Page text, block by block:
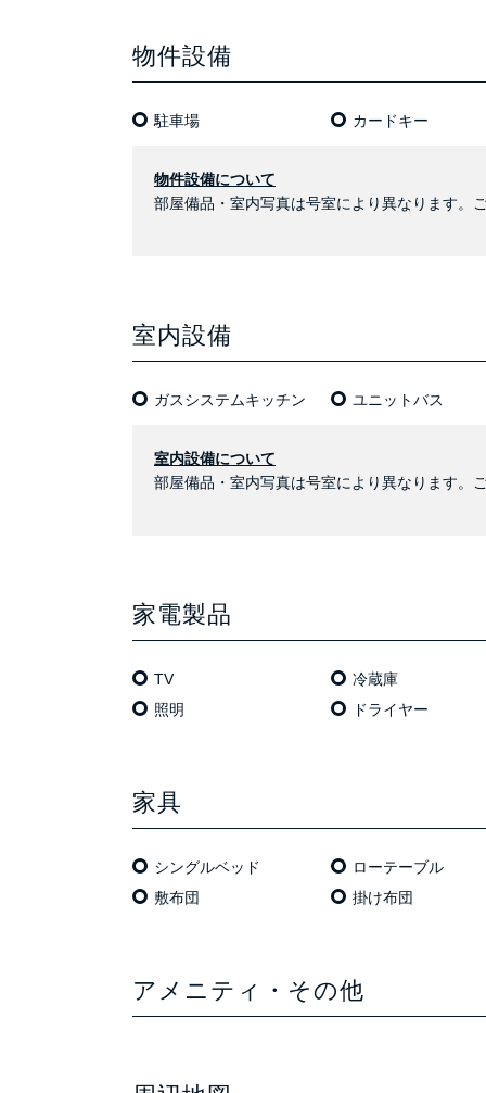
物件設備
駐車場 カードキー
物件設備について
部屋備品・室内写真は号室により異なります。
室内設備
ガスシステムキッチン ユニットバス
室内設備について
部屋備品・室内写真は号室により異なります。
家電製品
TV
冷蔵庫
照明
ドライヤー
家具
シングルベッド
ローテーブル
敷布団
掛け布団
アメニティ・その他